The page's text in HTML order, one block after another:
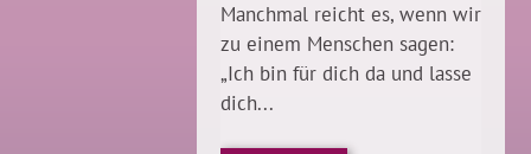
Manchmal reicht es, wenn wir
zu einem Menschen sagen:
„Ich bin für dich da und lasse
dich...